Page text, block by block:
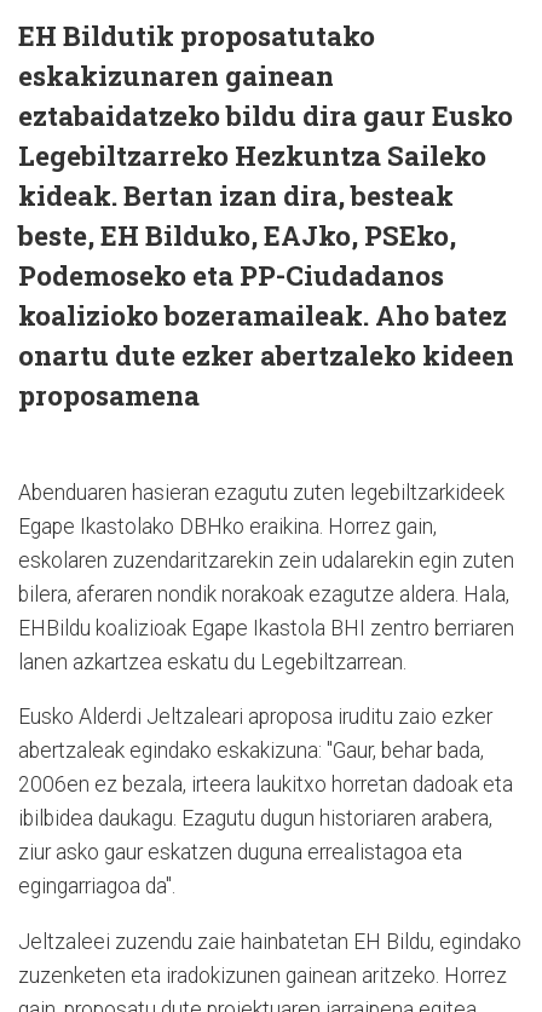
EH Bildutik proposatutako
eskakizunaren gainean
eztabaidatzeko bildu dira gaur Eusko
Legebiltzarreko Hezkuntza Saileko
kideak. Bertan izan dira, besteak
beste, EH Bilduko, EAJko, PSEko,
Podemoseko eta PP-Ciudadanos
koalizioko bozeramaileak. Aho batez
onartu dute ezker abertzaleko kideen
proposamena
Abenduaren hasieran ezagutu zuten legebiltzarkideek
Egape Ikastolako DBHko eraikina. Horrez gain,
eskolaren zuzendaritzarekin zein udalarekin egin zuten
bilera, aferaren nondik norakoak ezagutze aldera. Hala,
EHBildu koalizioak Egape Ikastola BHI zentro berriaren
lanen azkartzea eskatu du Legebiltzarrean.
Eusko Alderdi Jeltzaleari aproposa iruditu zaio ezker
abertzaleak egindako eskakizuna: "Gaur, behar bada,
2006en ez bezala, irteera laukitxo horretan dadoak eta
ibilbidea daukagu. Ezagutu dugun historiaren arabera,
ziur asko gaur eskatzen duguna errealistagoa eta
egingarriagoa da".
Jeltzaleei zuzendu zaie hainbatetan EH Bildu, egindako
zuzenketen eta iradokizunen gainean aritzeko. Horrez